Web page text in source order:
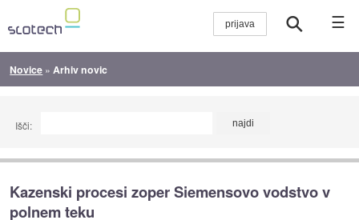
☰
Novice » Arhiv novic
Išči:
Kazenski procesi zoper Siemensovo vodstvo v
polnem teku